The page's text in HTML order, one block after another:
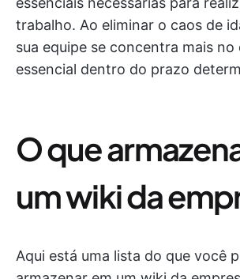
trabalho. Ao eliminar o caos de
sua equipe se concentra mais no
essencial dentro do prazo
O que
um wiki da
Aqui está uma lista do que você